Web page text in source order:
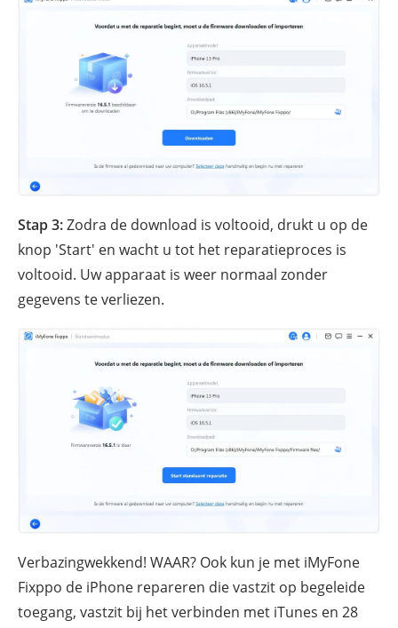
Stap 3:Zodra de download is voltooid, drukt u op de
knop 'Start' en wacht u tot het reparatieproces is
voltooid. Uw apparaat is weer normaal zonder
gegevens te verliezen.
Verbazingwekkend! WAAR? Ook kun je met iMyFone
Fixppo de iPhone repareren die vastzit op begeleide
toegang, vastzit bij het verbinden met iTunes en 28